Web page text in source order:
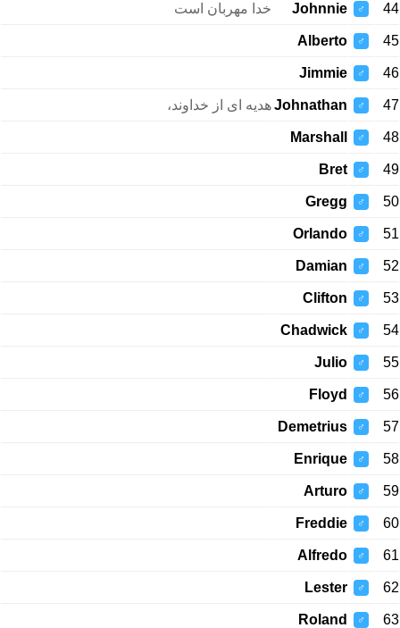
44
♂
Johnnie خدا مهربان است
45
♂
Alberto
46
♂
Jimmie
47
♂
Johnathanهدیه ای از خداوند،
48
♂
Marshall
49
♂
Bret
50
♂
Gregg
51
♂
Orlando
52
♂
Damian
53
♂
Clifton
54
♂
Chadwick
55
♂
Julio
56
♂
Floyd
57
♂
Demetrius
58
♂
Enrique
59
♂
Arturo
60
♂
Freddie
61
♂
Alfredo
62
♂
Lester
63
♂
Roland